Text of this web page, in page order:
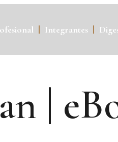
Integrantes
|